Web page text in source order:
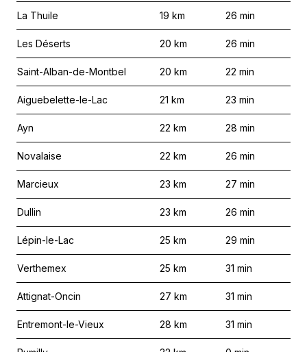
La Thuile 19 km 26 min
Les Déserts 20 km 26 min
Saint-Alban-de-Montbel 20 km 22 min
Aiguebelette-le-Lac 21 km 23 min
Ayn 22 km 28 min
Novalaise 22 km 26 min
Marcieux 23 km 27 min
Dullin 23 km 26 min
Lépin-le-Lac 25 km 29 min
Verthemex 25 km 31 min
Attignat-Oncin 27 km 31 min
Entremont-le-Vieux 28 km 31 min